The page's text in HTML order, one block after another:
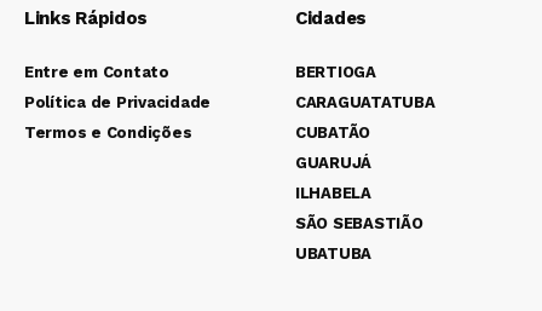
Links Rápidos
Entre em Contato
Política de Privacidade
Termos e Condições
Cidades
BERTIOGA
CARAGUATATUBA
CUBATÃO
GUARUJÁ
ILHABELA
SÃO SEBASTIÃO
UBATUBA